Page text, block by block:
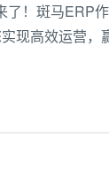
！斑马ERP
现高效运营，